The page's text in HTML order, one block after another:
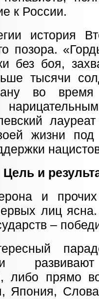
к России.
история
позора.
без боя,
тысячи
во
жизни под
Цель и
и прочих
лиц
–
и
либо прямо
Япония,